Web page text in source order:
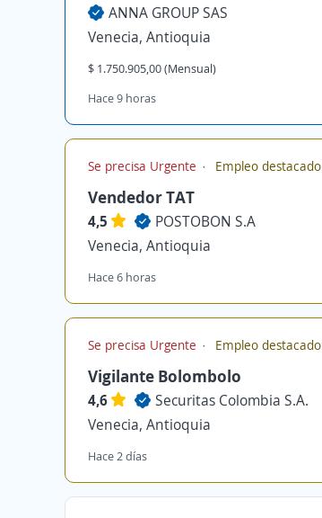
ANNA GROUP SAS
Venecia, Antioquia
$ 1.750.905,00 (Mensual)
Hace 9 horas
Se precisa Urgente Empleo destacado
Vendedor TAT
4,5
POSTOBON S.A
Venecia, Antioquia
Hace 6 horas
Se precisa Urgente Empleo destacado
Vigilante Bolombolo
4,6
Securitas Colombia S.A.
Venecia, Antioquia
Hace 2 días